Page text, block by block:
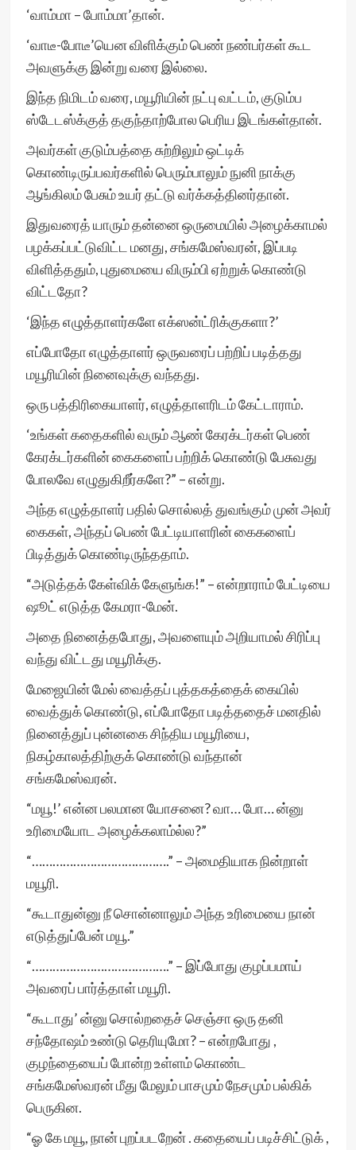
‘வாம்மா – போம்மா’தான்.
‘வாடீ-போடீ’யென விளிக்கும் பெண் நண்பர்கள் கூட
அவளுக்கு இன்று வரை இல்லை.
இந்த நிமிடம் வரை, மயூரியின் நட்பு வட்டம், குடும்ப
ஸ்டேடஸ்க்குத் தகுந்தாற்போல பெரிய இடங்கள்தான்.
அவர்கள் குடும்பத்தை சுற்றிலும் ஒட்டிக்
கொண்டிருப்பவர்களில் பெரும்பாலும் நுனி நாக்கு
ஆங்கிலம் பேசும் உயர் தட்டு வர்க்கத்தினர்தான்.
இதுவரைத் யாரும் தன்னை ஒருமையில் அழைக்காமல்
பழக்கப்பட்டுவிட்ட மனது, சங்கமேஸ்வரன், இப்படி
விளித்ததும், புதுமையை விரும்பி ஏற்றுக் கொண்டு
விட்டதோ?
‘இந்த எழுத்தாளர்களே எக்ஸன்ட்ரிக்குகளா?’
எப்போதோ எழுத்தாளர் ஒருவரைப் பற்றிப் படித்தது
மயூரியின் நினைவுக்கு வந்தது.
ஒரு பத்திரிகையாளர், எழுத்தாளரிடம் கேட்டாராம்.
‘உங்கள் கதைகளில் வரும் ஆண் கேரக்டர்கள் பெண்
கேரக்டர்களின் கைகளைப் பற்றிக் கொண்டு பேசுவது
போலவே எழுதுகிறீர்களே?” – என்று.
அந்த எழுத்தாளர் பதில் சொல்லத் துவங்கும் முன் அவர்
கைகள், அந்தப் பெண் பேட்டியாளரின் கைகளைப்
பிடித்துக் கொண்டிருந்ததாம்.
“அடுத்தக் கேள்விக் கேளுங்க!” – என்றாராம் பேட்டியை
ஷூட் எடுத்த கேமரா-மேன்.
அதை நினைத்தபோது, அவளையும் அறியாமல் சிரிப்பு
வந்து விட்டது மயூரிக்கு.
மேஜையின் மேல் வைத்தப் புத்தகத்தைக் கையில்
வைத்துக் கொண்டு, எப்போதோ படித்ததைச் மனதில்
நினைத்துப் புன்னகை சிந்திய மயூரியை,
நிகழ்காலத்திற்குக் கொண்டு வந்தான்
சங்கமேஸ்வரன்.
“மயூ!’ என்ன பலமான யோசனை? வா… போ… ன்னு
உரிமையோட அழைக்கலாம்ல்ல?”
“………………………………….” – அமைதியாக நின்றாள்
மயூரி.
“கூடாதுன்னு நீ சொன்னாலும் அந்த உரிமையை நான்
எடுத்துப்பேன் மயூ.”
“………………………………….” – இப்போது குழப்பமாய்
அவரைப் பார்த்தாள் மயூரி.
“கூடாது’ ன்னு சொல்றதைச் செஞ்சா ஒரு தனி
சந்தோஷம் உண்டு தெரியுமோ? – என்றபோது ,
குழந்தையைப் போன்ற உள்ளம் கொண்ட
சங்கமேஸ்வரன் மீது மேலும் பாசமும் நேசமும் பல்கிக்
பெருகின.
“ஓ கே மயூ, நான் புறப்படறேன் . கதையைப் படிச்சிட்டுக் ,